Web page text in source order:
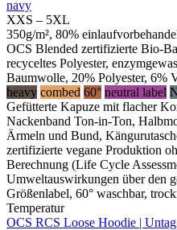
navy
XXS – 5XL
350g/m², 80%
OCS Blended zertifizierte Bio-
recyceltes Polyester,
Baumwolle, 20% Polyester, 6%
heavy combed 60° neutral label
Gefütterte Kapuze mit flacher
Nackenband Ton-in-Ton,
Ärmeln und Bund,
zertifizierte vegane Produktion
Berechnung (Life Cycle
Umweltauswirkungen über den
Größenlabel, 60° waschbar,
Temperatur
OCS RCS Loose Hoodie |